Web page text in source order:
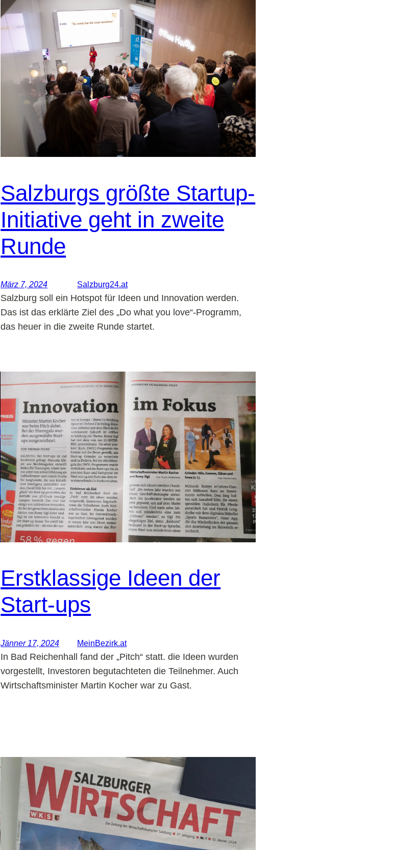
Salzburgs größte Startup-
Initiative geht in zweite
Runde
März 7, 2024 Salzburg24.at
Salzburg soll ein Hotspot für Ideen und Innovation werden.
Das ist das erklärte Ziel des „Do what you love“-Programm,
das heuer in die zweite Runde startet.
Erstklassige Ideen der
Start-ups
Jänner 17, 2024 MeinBezirk.at
In Bad Reichenhall fand der „Pitch“ statt. die Ideen wurden
vorgestellt, Investoren begutachteten die Teilnehmer. Auch
Wirtschaftsminister Martin Kocher war zu Gast.